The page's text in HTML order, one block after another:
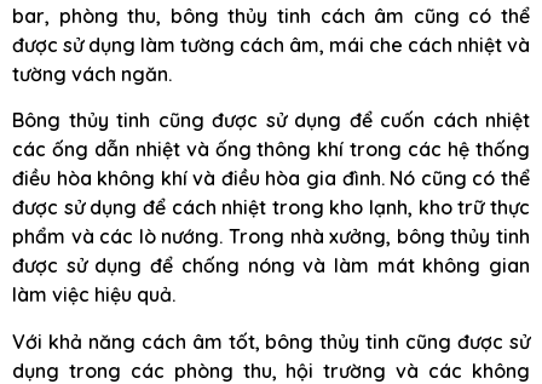
bar, phòng thu, bông thủy tinh cách âm cũng có thể
được sử dụng làm tường cách âm, mái che cách nhiệt và
tường vách ngăn.
Bông thủy tinh cũng được sử dụng để cuốn cách nhiệt
các ống dẫn nhiệt và ống thông khí trong các hệ thống
điều hòa không khí và điều hòa gia đình. Nó cũng có thể
được sử dụng để cách nhiệt trong kho lạnh, kho trữ thực
phẩm và các lò nướng. Trong nhà xưởng, bông thủy tinh
được sử dụng để chống nóng và làm mát không gian
làm việc hiệu quả.
Với khả năng cách âm tốt, bông thủy tinh cũng được sử
dụng trong các phòng thu, hội trường và các không